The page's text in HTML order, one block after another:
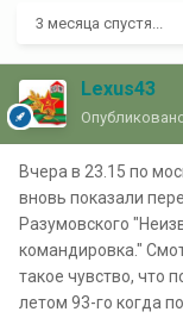
3 месяца спустя...
Lexus43
Вчера в 23.15 по
вновь показали
Разумовского
командировка."
такое чувство, что
летом 93-го когда